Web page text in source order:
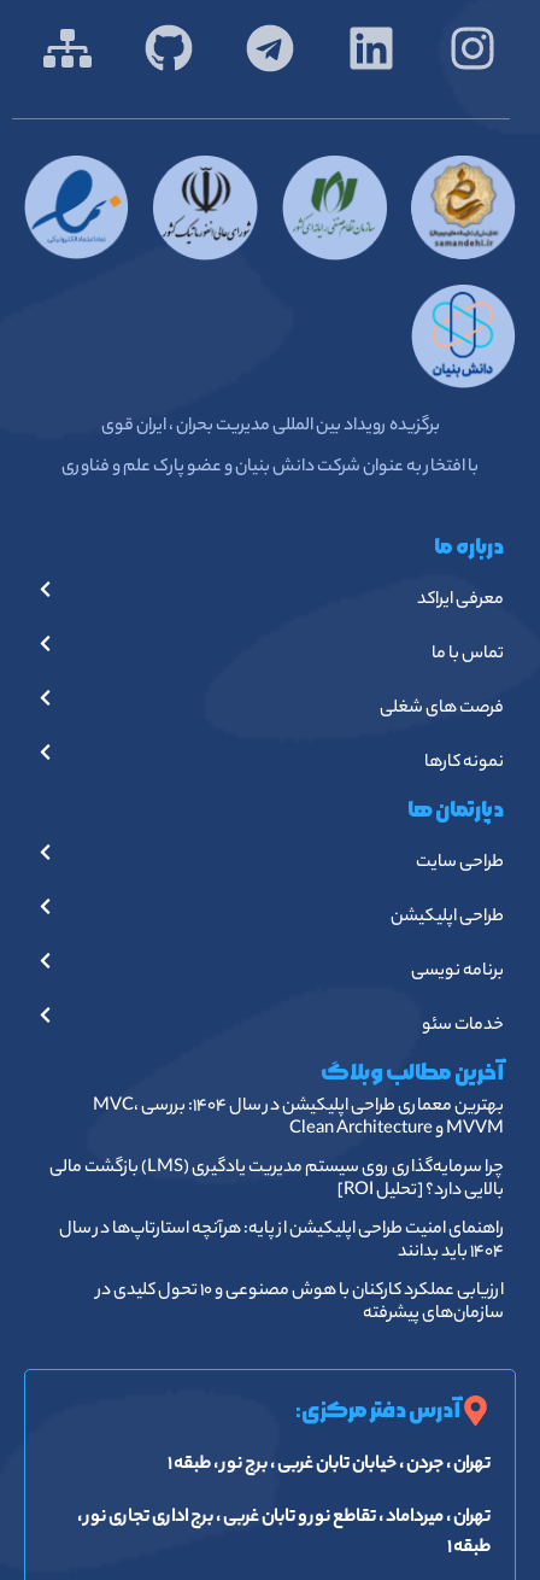
درباره ما
معرفی ایراکد
تماس با ما
فرصت های شغلی
نمونه کارها
دپارتمان ها
طراحی سایت
طراحی اپلیکیشن
برنامه نویسی
خدمات سئو
آخرین مطالب وبلاگ
بهترین معماری طراحی اپلیکیشن در سال ۱۴۰۴: بررسی MVC،
MVVM و Clean Architecture
چرا سرمایه‌گذاری روی سیستم مدیریت یادگیری (LMS) بازگشت مالی
بالایی دارد؟ [تحلیل ROI]
راهنمای امنیت طراحی اپلیکیشن از پایه: هرآنچه استارتاپ‌ها در سال
۱۴۰۴ باید بدانند
ارزیابی عملکرد کارکنان با هوش مصنوعی و ۱۰ تحول کلیدی در
سازمان‌های پیشرفته
آدرس دفتر مرکزی:
تهران ، جردن ، خیابان تابان غربی ، برج نور ، طبقه ۱
تهران ، میرداماد ، تقاطع نور و تابان غربی ، برج اداری تجاری نور ،
طبقه ۱
برگزیده رویداد بین المللی مدیریت بحران ، ایران قوی
با افتخار به عنوان شرکت دانش بنیان و عضو پارک علم و فناوری